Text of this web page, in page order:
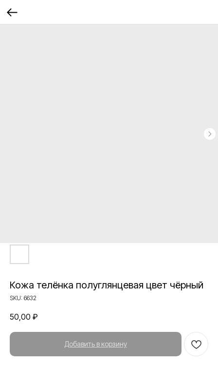
Кожа телёнка полуглянцевая цвет чёрный
SKU: 6632
50,00 ₽
Добавить в корзину